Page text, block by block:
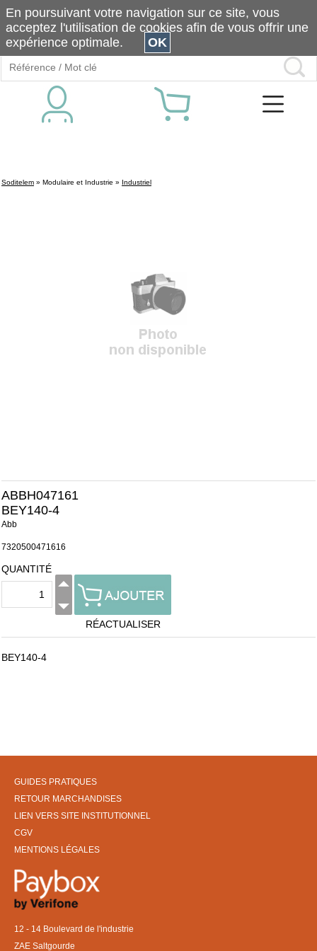
Soditelem » Modulaire et Industrie » Industriel
ABBH047161
BEY140-4
Abb
7320500471616
QUANTITÉ
RÉACTUALISER
BEY140-4
GUIDES PRATIQUES
RETOUR MARCHANDISES
LIEN VERS SITE INSTITUTIONNEL
CGV
MENTIONS LÉGALES
12 - 14 Boulevard de l'industrie
ZAE Saltgourde
En poursuivant votre navigation sur ce site, vous
acceptez l'utilisation de cookies afin de vous offrir une
expérience optimale.
OK